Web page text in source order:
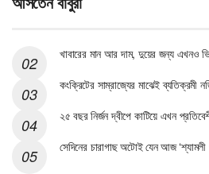
খাবারের মান আর দাম, দুয়ের জন্য এখনও
কংক্রিটের সাম্রাজ্যের মাঝেই ব্যতিক্রমী
২৫ বছর নির্জন দ্বীপে কাটিয়ে এখন
সেদিনের চারাগাছ অটোই যেন আজ ‘শ্যামলী